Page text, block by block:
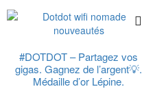
#DOTDOT – Partagez vos
gigas. Gagnez de l’argent💡.
Médaille d’or Lépine.